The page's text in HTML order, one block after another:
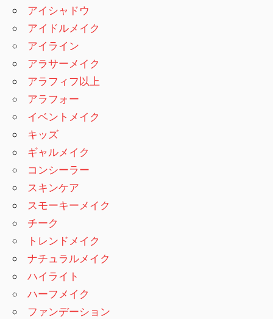
アイシャドウ
アイドルメイク
アイライン
アラサーメイク
アラフィフ以上
アラフォー
イベントメイク
キッズ
ギャルメイク
コンシーラー
スキンケア
スモーキーメイク
チーク
トレンドメイク
ナチュラルメイク
ハイライト
ハーフメイク
ファンデーション